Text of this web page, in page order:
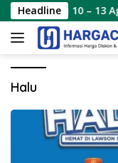
Langsung
ke
konten
Headline
Terbaru 10 – 13
Halu